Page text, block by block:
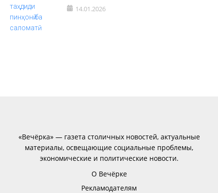
14.01.2026
«Вечёрка» — газета столичных новостей, актуальные
материалы, освещающие социальные проблемы,
экономические и политические новости.
О Вечёрке
Рекламодателям